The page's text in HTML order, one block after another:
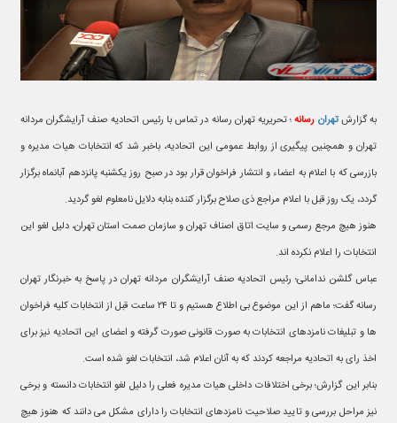
به گزارشتهران رسانه؛ تحریریه تهران رسانه در تماس با رئیس اتحادیه صنف آرایشگران مردانه
تهران و همچنین پیگیری از روابط عمومی این اتحادیه، باخبر شد که انتخابات هیات مدیره و
بازرسی که با اعلام به اعضاء و انتشار فراخوان قرار بود در صبح روز یکشنبه پانزدهم آبانماه برگزار
گردد، یک روز قبل با اعلام مراجع ذی صلاح برگزار کننده بنابه دلایل نامعلوم لغو گردید.
هنوز هیچ مرجع رسمی و سایت اتاق اصناف تهران و سازمان صمت استان تهران، دلیل لغو این
انتخابات را اعلام نکرده اند.
عباس گلشن ندامانی؛ رئیس اتحادیه صنف آرایشگران مردانه تهران در پاسخ به خبرنگار تهران
رسانه گفت؛ ماهم از این موضوع بی اطلاع هستیم و تا ۲۴ ساعت قبل از انتخابات کلیه فراخوان
ها و تبلیغات نامزدهای انتخابات به صورت قانونی صورت گرفته و اعضای این اتحادیه نیز برای
اخذ رای به اتحادیه مراجعه کردند که به آنان اعلام شد، انتخابات لغو شده است.
بنابر این گزارش؛ برخی اختلافات داخلی هیات مدیره فعلی را دلیل لغو انتخابات دانسته و برخی
نیز مراحل بررسی و تایید صلاحیت نامزدهای انتخابات را دارای مشکل می دانند که هنوز هیچ